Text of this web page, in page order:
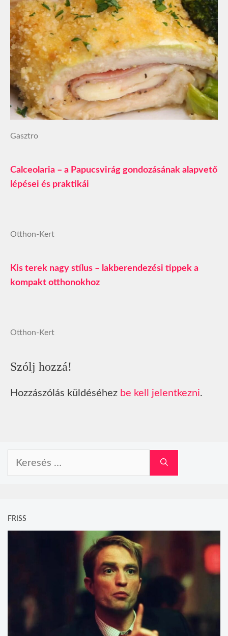
Gasztro
Calceolaria – a Papucsvirág gondozásának alapvető
lépései és praktikái
Otthon-Kert
Kis terek nagy stílus – lakberendezési tippek a
kompakt otthonokhoz
Otthon-Kert
Szólj hozzá!
Hozzászólás küldéséhez be kell jelentkezni.
FRISS